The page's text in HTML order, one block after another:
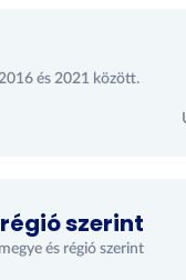
és 2021 között.
szerint
és régió szerint